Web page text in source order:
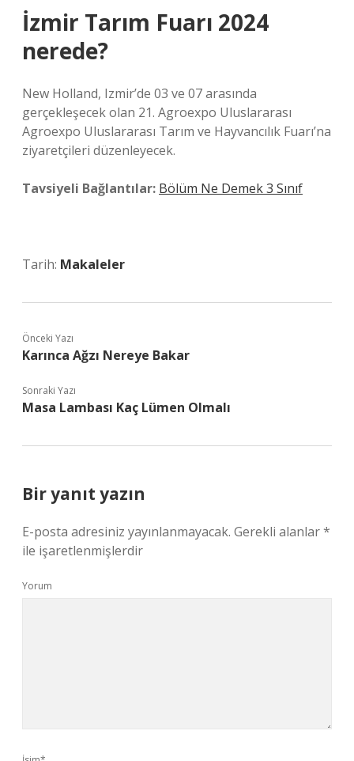
İzmir Tarım Fuarı 2024
nerede?
New Holland, Izmir’de 03 ve 07 arasında
gerçekleşecek olan 21. Agroexpo Uluslararası
Agroexpo Uluslararası Tarım ve Hayvancılık Fuarı’na
ziyaretçileri düzenleyecek.
Tavsiyeli Bağlantılar: Bölüm Ne Demek 3 Sınıf
Tarih: Makaleler
Önceki Yazı
Karınca Ağzı Nereye Bakar
Sonraki Yazı
Masa Lambası Kaç Lümen Olmalı
Bir yanıt yazın
E-posta adresiniz yayınlanmayacak. Gerekli alanlar*
ile işaretlenmişlerdir
Yorum